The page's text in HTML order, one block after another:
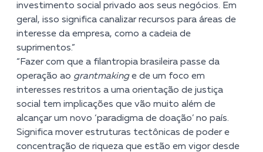
investimento social privado aos seus negócios. Em
geral, isso significa canalizar recursos para áreas de
interesse da empresa, como a cadeia de
suprimentos.”
“Fazer com que a filantropia brasileira passe da
operação ao grantmakinge de um foco em
interesses restritos a uma orientação de justiça
social tem implicações que vão muito além de
alcançar um novo ‘paradigma de doação’ no país.
Significa mover estruturas tectônicas de poder e
concentração de riqueza que estão em vigor desde